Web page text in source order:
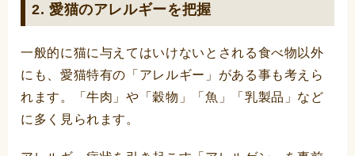
2. 愛猫のアレルギーを把握
一般的に猫に与えてはいけないとされる食べ物以外
にも、愛猫特有の「アレルギー」がある事も考えら
れます。「牛肉」や「穀物」「魚」「乳製品」など
に多く見られます。